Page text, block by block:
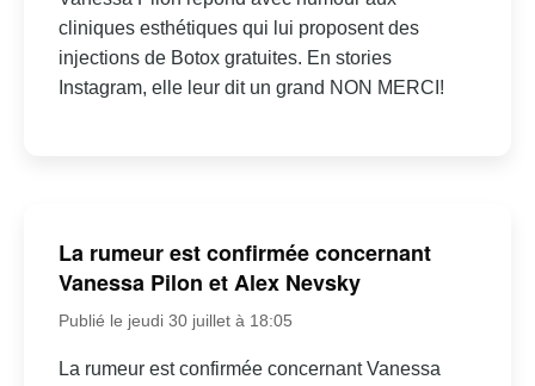
cliniques esthétiques qui lui proposent des
injections de Botox gratuites. En stories
Instagram, elle leur dit un grand NON MERCI!
La rumeur est confirmée concernant
Vanessa Pilon et Alex Nevsky
Publié le jeudi 30 juillet à 18:05
La rumeur est confirmée concernant Vanessa